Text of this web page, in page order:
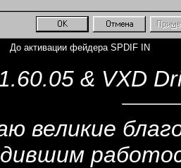
До активации фейдера SPDIF IN
& VXD
великие